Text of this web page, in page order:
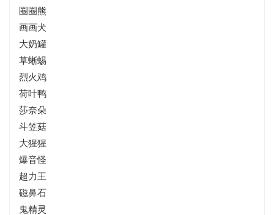
圈圈熊
画画犬
大奶罐
草蜥蜴
烈火鸡
荷叶鸭
莎奈朵
斗笠菇
大猩猩
爆音怪
超力王
磁鼻石
鬼精灵